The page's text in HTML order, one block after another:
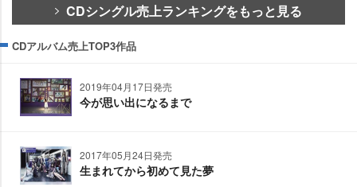
CDシングル売上ランキングをもっと見る
CDアルバム売上TOP3作品
2019年04月17日発売
今が思い出になるまで
2017年05月24日発売
生まれてから初めて見た夢